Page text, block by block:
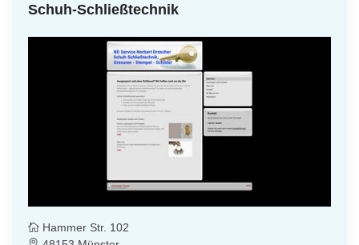
Schuh-Schließtechnik
Hammer Str. 102